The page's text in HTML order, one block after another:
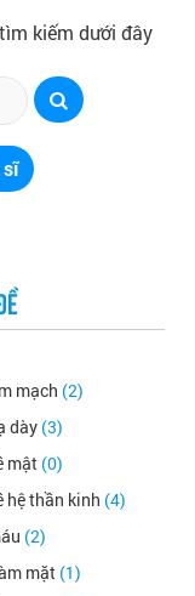
kiếm dưới đây
sĩ
mạch (2)
dày(3)
mật(0)
hệ thần kinh (4)
(2)
mặt(1)